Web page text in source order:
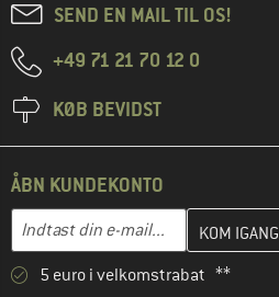
SEND EN MAIL TIL OS!
+49 71 21 70 12 0
KØB BEVIDST
ÅBN KUNDEKONTO
E-mail-adresse
Indtast din e-mailadresse her, og
5 euro i velkomstrabat **